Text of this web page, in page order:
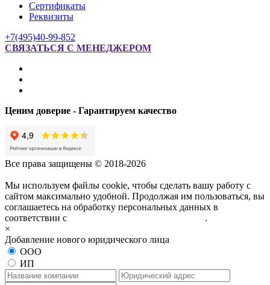
Сертификаты
Реквизиты
+7(495)40-99-852
СВЯЗАТЬСЯ С МЕНЕДЖЕРОМ
Ценим доверие - Гарантируем качество
Все права защищены © 2018-2026
Мы используем файлы cookie, чтобы сделать вашу работу с
сайтом максимально удобной. Продолжая им пользоваться, вы
соглашаетесь на обработку персональных данных в
соответствии с
.
×
Добавление нового юридического лица
ООО
ИП